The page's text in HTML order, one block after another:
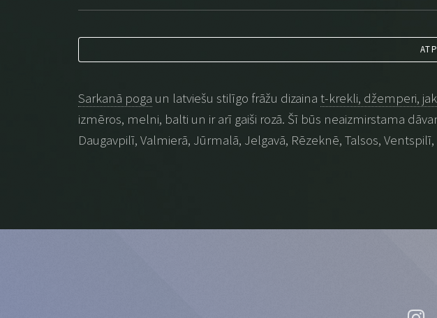
Sarkanā poga un latviešu stilīgo frāžu dizaina t-krekli, džemperi,
izmēros, melni, balti un ir arī gaiši rozā. Šī būs neaizmirstama
Daugavpilī, Valmierā, Jūrmalā, Jelgavā, Rēzeknē, Talsos,